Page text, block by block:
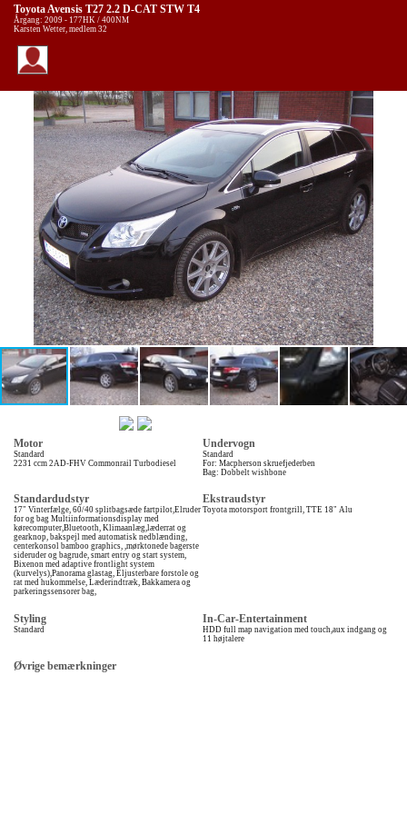
Toyota Avensis T27 2.2 D-CAT STW T4
Årgang: 2009 - 177HK / 400NM
Karsten Wetter, medlem 32
Motor
Standard
2231 ccm 2AD-FHV Commonrail Turbodiesel
Undervogn
Standard
For: Macpherson skruefjederben
Bag: Dobbelt wishbone
Standardudstyr
17" Vinterfælge, 60/40 splitbagsæde fartpilot,Elruder
for og bag Multiinformationsdisplay med
kørecomputer,Bluetooth, Klimaanlæg,læderrat og
gearknop, bakspejl med automatisk nedblænding,
centerkonsol bamboo graphics, ,mørktonede bagerste
sideruder og bagrude, smart entry og start system,
Bixenon med adaptive frontlight system
(kurvelys),Panorama glastag, Eljusterbare forstole og
rat med hukommelse, Læderindtræk, Bakkamera og
parkeringssensorer bag,
Ekstraudstyr
Toyota motorsport frontgrill, TTE 18" Alu
Styling
Standard
In-Car-Entertainment
HDD full map navigation med touch,aux indgang og
11 højtalere
Øvrige bemærkninger